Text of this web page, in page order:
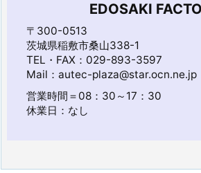
EDOSAKI
〒300-0513
茨城県稲敷市桑山338-1
TEL・FAX：029-893-3597
Mail：autec-plaza@star.ocn.ne.jp
営業時間＝08：30～17：30
休業日：なし